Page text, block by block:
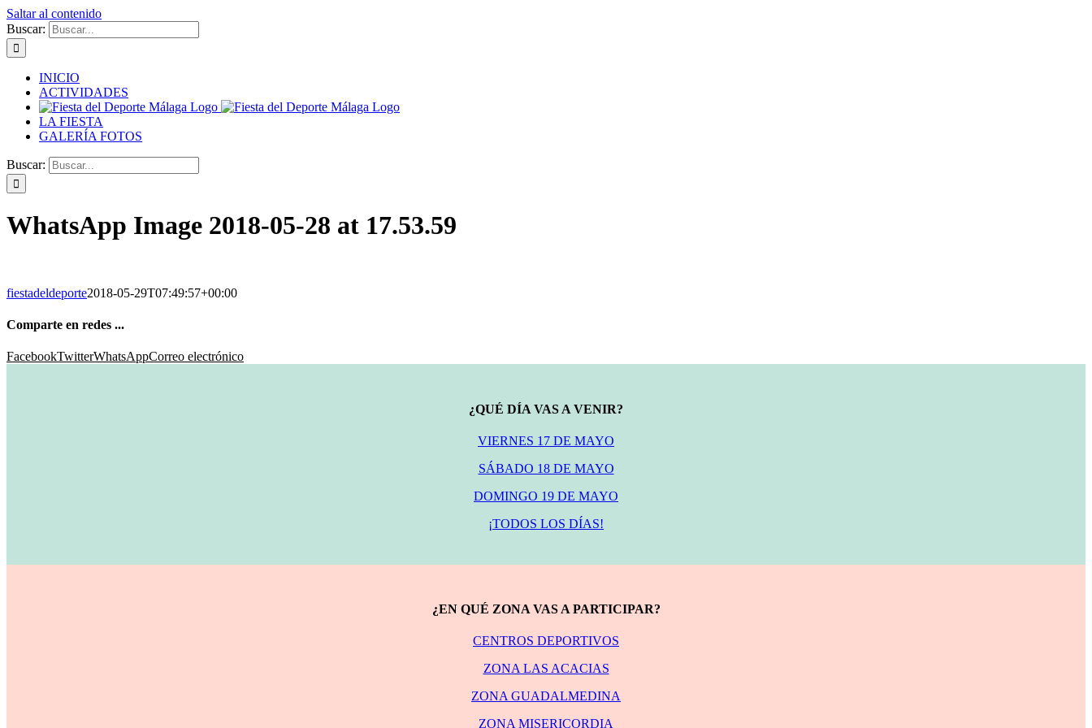
Saltar al contenido
Buscar:
INICIO
ACTIVIDADES
LA FIESTA
GALERÍA FOTOS
Buscar:
WhatsApp Image 2018-05-28 at 17.53.59
fiestadeldeporte2018-05-29T07:49:57+00:00
Comparte en redes ...
FacebookTwitterWhatsAppCorreo electrónico
¿QUÉ DÍA VAS A VENIR?
VIERNES 17 DE MAYO
SÁBADO 18 DE MAYO
DOMINGO 19 DE MAYO
¡TODOS LOS DÍAS!
¿EN QUÉ ZONA VAS A PARTICIPAR?
CENTROS DEPORTIVOS
ZONA LAS ACACIAS
ZONA GUADALMEDINA
ZONA MISERICORDIA